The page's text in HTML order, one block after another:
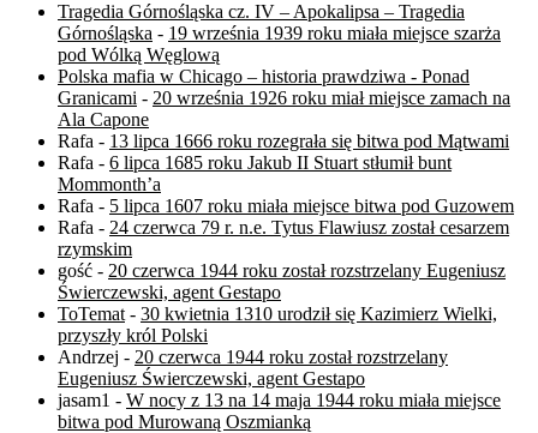
Tragedia Górnośląska cz. IV – Apokalipsa – Tragedia
Górnośląska - 19 września 1939 roku miała miejsce szarża
pod Wólką Węglową
Polska mafia w Chicago – historia prawdziwa - Ponad
Granicami - 20 września 1926 roku miał miejsce zamach na
Ala Capone
Rafa - 13 lipca 1666 roku rozegrała się bitwa pod Mątwami
Rafa - 6 lipca 1685 roku Jakub II Stuart stłumił bunt
Mommonth’a
Rafa - 5 lipca 1607 roku miała miejsce bitwa pod Guzowem
Rafa - 24 czerwca 79 r. n.e. Tytus Flawiusz został cesarzem
rzymskim
gość - 20 czerwca 1944 roku został rozstrzelany Eugeniusz
Świerczewski, agent Gestapo
ToTemat - 30 kwietnia 1310 urodził się Kazimierz Wielki,
przyszły król Polski
Andrzej - 20 czerwca 1944 roku został rozstrzelany
Eugeniusz Świerczewski, agent Gestapo
jasam1 - W nocy z 13 na 14 maja 1944 roku miała miejsce
bitwa pod Murowaną Oszmianką